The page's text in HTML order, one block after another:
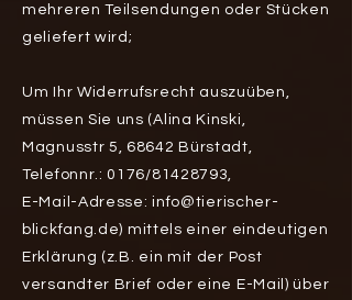
mehreren Teilsendungen oder Stücken
geliefert wird;
Um Ihr Widerrufsrecht auszuüben,
müssen Sie uns (Alina Kinski,
Magnusstr 5, 68642 Bürstadt,
Telefonnr.: 0176/81428793,
E-Mail-Adresse:info@tierischer-
blickfang.de) mittels einer eindeutigen
Erklärung (z.B. ein mit der Post
versandter Brief oder eine E-Mail) über